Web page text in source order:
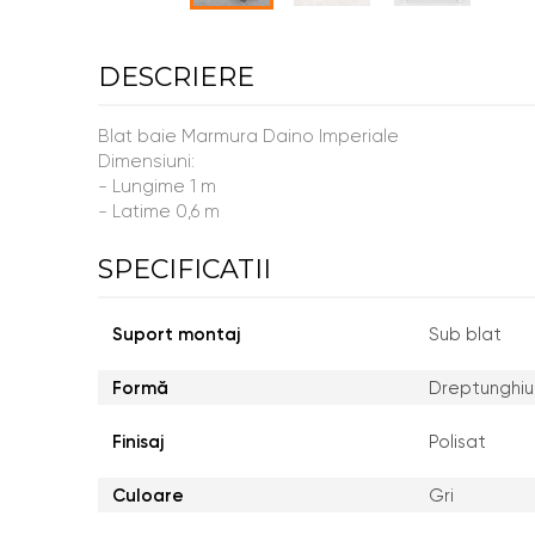
DESCRIERE
Blat baie Marmura Daino Imperiale
Dimensiuni:
- Lungime 1 m
- Latime 0,6 m
SPECIFICATII
Suport montaj Sub blat
Formă
Finisaj Polisat
Culoare Gri